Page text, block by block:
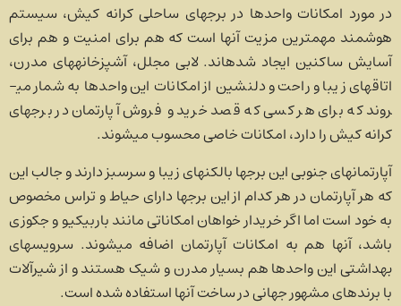
در مورد امکانات واحدها در برج­های ساحلی کرانه کیش، سیستم
هوشمند مهمترین مزیت آنها است که هم برای امنیت و هم برای
آسایش ساکنین ایجاد شده­اند. لابی مجلل، آشپزخانه­های مدرن،
اتاق­های زیبا و راحت و دلنشین از امکانات این واحدها به شمار می­
روند که برای هر کسی که قصد خرید و فروش آپارتمان در برجهای
کرانه کیش را دارد، امکانات خاصی محسوب می­شوند.
آپارتمان­های جنوبی این برج­ها بالکن­های زیبا و سرسبز دارند و جالب این
که هر آپارتمان در هر کدام از این برج­ها دارای حیاط و تراس مخصوص
به خود است اما اگر خریدار خواهان امکاناتی مانند باربیکیو و جکوزی
باشد، آنها هم به امکانات آپارتمان اضافه می­شوند. سرویس­های
بهداشتی این واحدها هم بسیار مدرن و شیک هستند و از شیرآلات
با برندهای مشهور جهانی در ساخت آنها استفاده شده است.